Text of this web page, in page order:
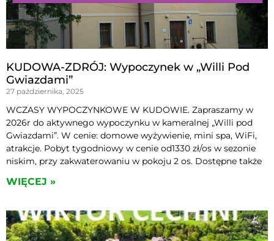
KUDOWA-ZDRÓJ: Wypoczynek w „Willi Pod
Gwiazdami”
27 października, 2025
WCZASY WYPOCZYNKOWE W KUDOWIE. Zapraszamy w
2026r do aktywnego wypoczynku w kameralnej „Willi pod
Gwiazdami”. W cenie: domowe wyżywienie, mini spa, WiFi,
atrakcje. Pobyt tygodniowy w cenie od1330 zł/os w sezonie
niskim, przy zakwaterowaniu w pokoju 2 os. Dostępne także
WIĘCEJ »